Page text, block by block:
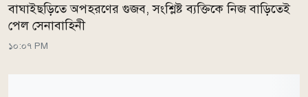
বাঘাইছড়িতে অপহরণের গুজব, সংশ্লিষ্ট ব্যক্তিকে নিজ বাড়িতেই
পেল সেনাবাহিনী
১০:০৭ PM